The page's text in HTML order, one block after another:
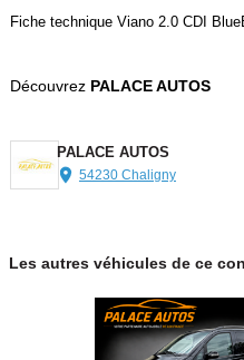
Fiche technique Viano 2.0 CDI
Découvrez PALACE AUTOS
PALACE AUTOS
54230 Chaligny
Les autres véhicules de ce